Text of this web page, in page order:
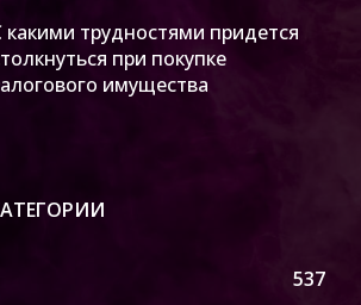
какими трудностями придется
при покупке
имущества
537